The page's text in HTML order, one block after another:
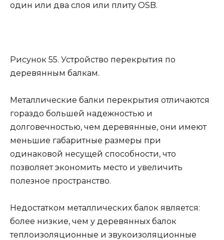
один или два слоя или плиту OSB.
Рисунок 55. Устройство перекрытия по
деревянным балкам.
Металлические балки перекрытия отличаются
гораздо большей надежностью и
долговечностью, чем деревянные, они имеют
меньшие габаритные размеры при
одинаковой несущей способности, что
позволяет экономить место и увеличить
полезное пространство.
Недостатком металлических балок является:
более низкие, чем у деревянных балок
теплоизоляционные и звукоизоляционные